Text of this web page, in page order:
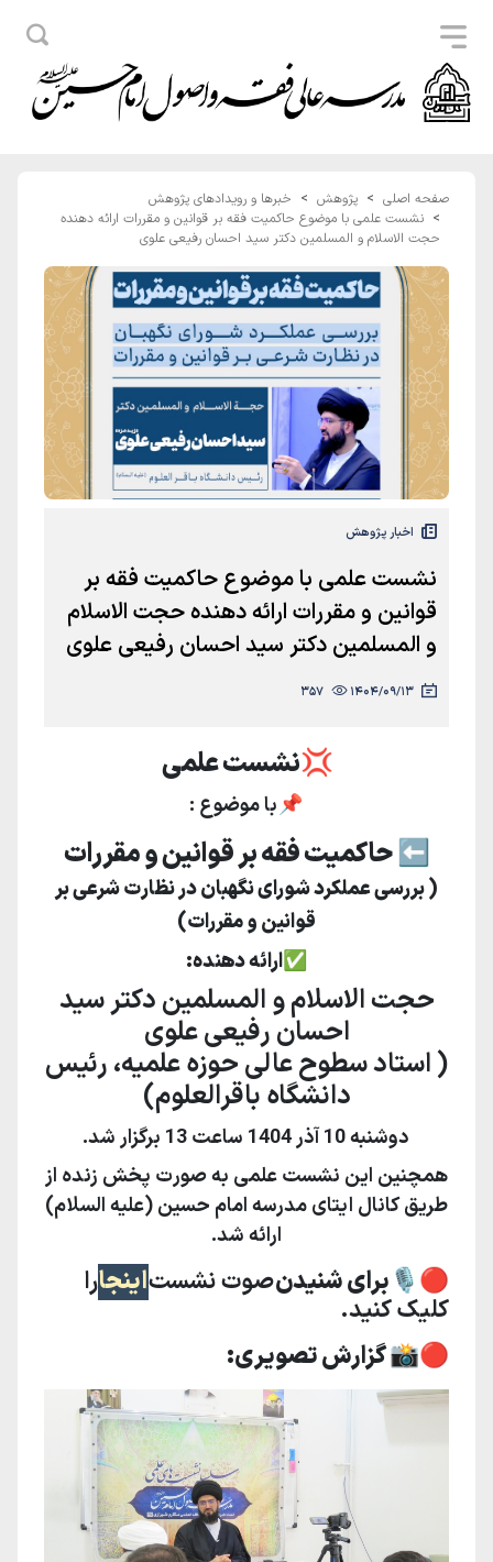
صفحه اصلی پژوهش
خبرها و رویدادهای پژوهش
نشست علمی با موضوع حاکمیت فقه بر قوانین و مقررات ارائه دهنده
حجت الاسلام و المسلمین دکتر سید احسان رفیعی علوی
اخبار پژوهش
نشست علمی با موضوع حاکمیت فقه بر
قوانین و مقررات ارائه دهنده حجت الاسلام
و المسلمین دکتر سید احسان رفیعی علوی
1404/09/13
357
💢نشست علمی
📌با موضوع :
⬅️حاکمیت فقه بر قوانین و مقررات
( بررسی عملکرد شورای نگهبان در نظارت شرعی بر
قوانین و مقررات)
✅️ارائه دهنده:
حجت الاسلام و المسلمین دکتر سید
احسان رفیعی علوی
( استاد سطوح عالی حوزه علمیه، رئیس
دانشگاه باقرالعلوم)
دوشنبه 10 آذر 1404 ساعت 13 برگزار شد.
همچنین این نشست علمی به صورت پخش زنده از
طریق کانال ایتای مدرسه امام حسین (علیه السلام)
ارائه شد.
🔴🎙برای شنیدنصوت نشستاینجارا
کلیک کنید.
🔴📸 گزارش تصویری: